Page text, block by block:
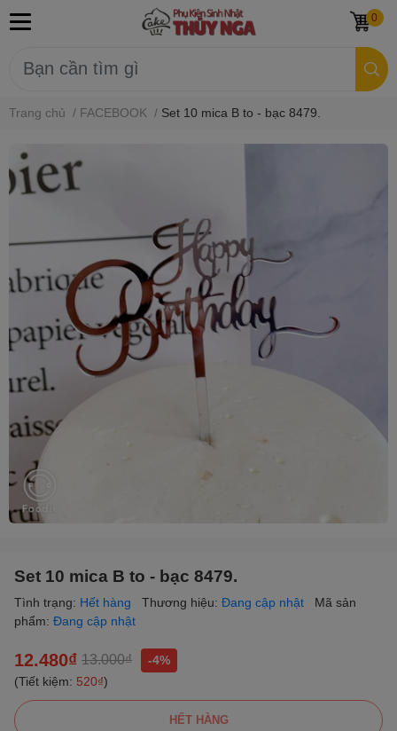
0
Trang chủ / FACEBOOK / Set 10 mica B to - bạc 8479.
Set 10 mica B to - bạc 8479.
Tình trạng: Hết hàng Thương hiệu: Đang cập nhật
Mã sản
phẩm: Đang cập nhật
12.480₫ 13.000₫
-4%
(Tiết kiệm: 520₫)
HẾT HÀNG